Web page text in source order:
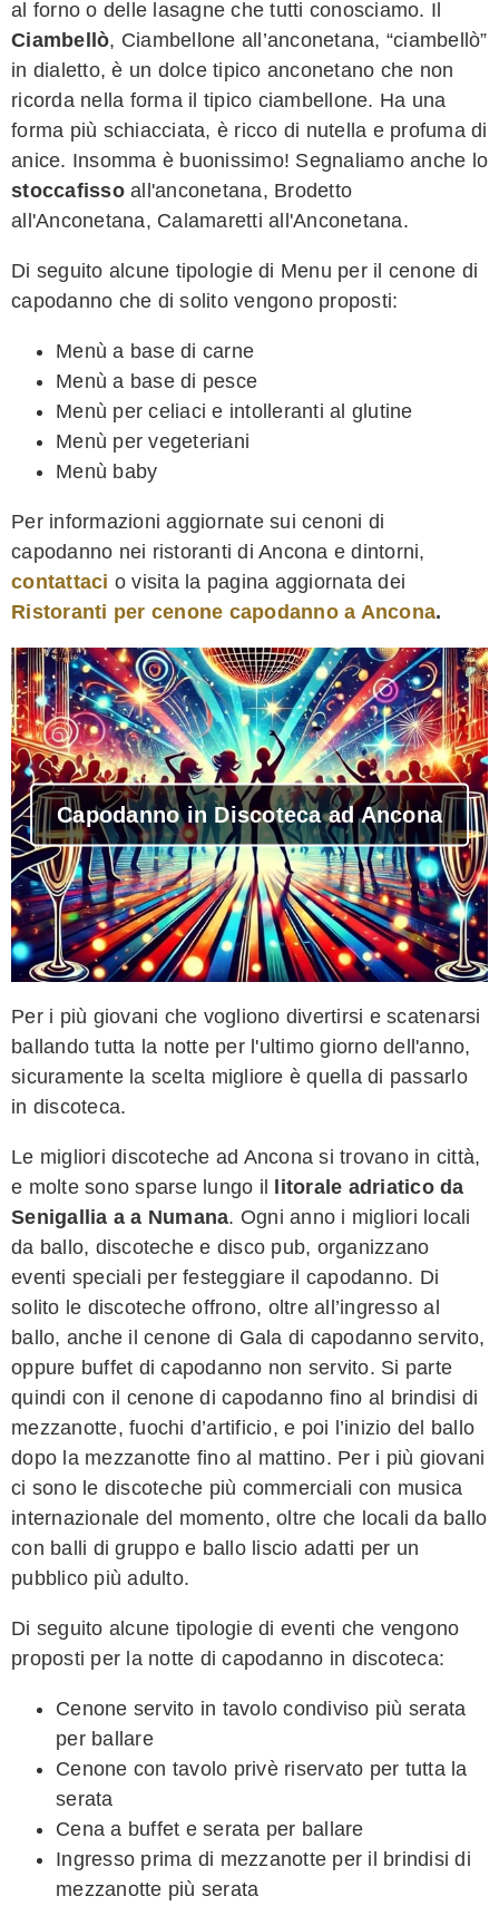
al forno o delle lasagne che tutti conosciamo. Il
Ciambellò, Ciambellone all’anconetana, “ciambellò”
in dialetto, è un dolce tipico anconetano che non
ricorda nella forma il tipico ciambellone. Ha una
forma più schiacciata, è ricco di nutella e profuma di
anice. Insomma è buonissimo! Segnaliamo anche lo
stoccafisso all'anconetana, Brodetto
all'Anconetana, Calamaretti all'Anconetana.
Di seguito alcune tipologie di Menu per il cenone di
capodanno che di solito vengono proposti:
Menù a base di carne
Menù a base di pesce
Menù per celiaci e intolleranti al glutine
Menù per vegeteriani
Menù baby
Per informazioni aggiornate sui cenoni di
capodanno nei ristoranti di Ancona e dintorni,
contattaci o visita la pagina aggiornata dei
Ristoranti per cenone capodanno a Ancona.
Capodanno in Discoteca ad Ancona
Per i più giovani che vogliono divertirsi e scatenarsi
ballando tutta la notte per l'ultimo giorno dell'anno,
sicuramente la scelta migliore è quella di passarlo
in discoteca.
Le migliori discoteche ad Ancona si trovano in città,
e molte sono sparse lungo il litorale adriatico da
Senigallia a a Numana. Ogni anno i migliori locali
da ballo, discoteche e disco pub, organizzano
eventi speciali per festeggiare il capodanno. Di
solito le discoteche offrono, oltre all’ingresso al
ballo, anche il cenone di Gala di capodanno servito,
oppure buffet di capodanno non servito. Si parte
quindi con il cenone di capodanno fino al brindisi di
mezzanotte, fuochi d’artificio, e poi l’inizio del ballo
dopo la mezzanotte fino al mattino. Per i più giovani
ci sono le discoteche più commerciali con musica
internazionale del momento, oltre che locali da ballo
con balli di gruppo e ballo liscio adatti per un
pubblico più adulto.
Di seguito alcune tipologie di eventi che vengono
proposti per la notte di capodanno in discoteca:
Cenone servito in tavolo condiviso più serata
per ballare
Cenone con tavolo privè riservato per tutta la
serata
Cena a buffet e serata per ballare
Ingresso prima di mezzanotte per il brindisi di
mezzanotte più serata